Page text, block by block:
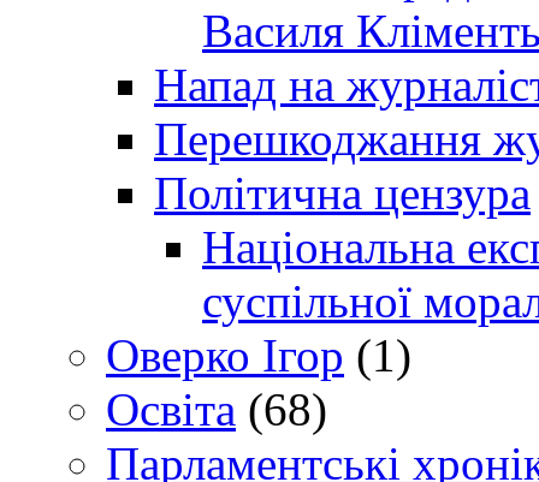
Василя
Напад на
Перешкоджання
Політична цензура
Національна
суспільної
Оверко Ігор (1)
Освіта (68)
Парламентські